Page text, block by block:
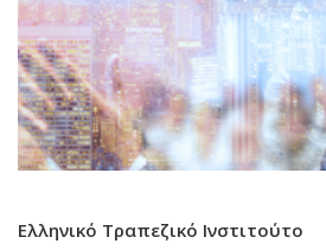
Ελληνικό Τραπεζικό Ινστιτούτο